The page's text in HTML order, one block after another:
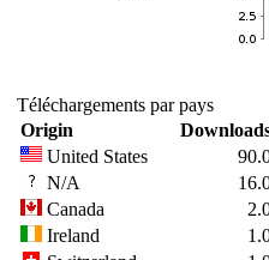
Téléchargements par pays
Origin
United States
N/A
Canada
Ireland